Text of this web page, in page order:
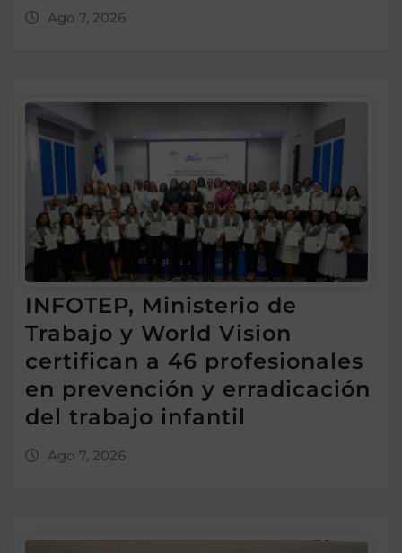
Ago 7, 2026
INFOTEP, Ministerio de
Trabajo y World Vision
certifican a 46 profesionales
en prevención y erradicación
del trabajo infantil
Ago 7, 2026